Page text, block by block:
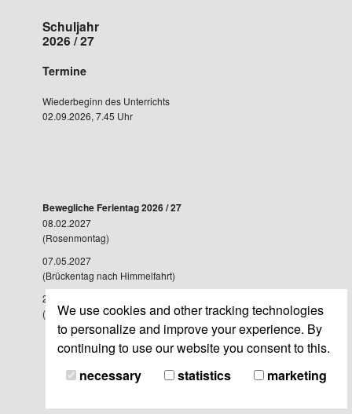
Schuljahr
2026 / 27
Termine
Wiederbeginn des Unterrichts
02.09.2026, 7.45 Uhr
Bewegliche Ferientag 2026 / 27
08.02.2027
(Rosenmontag)
07.05.2027
(Brückentag nach Himmelfahrt)
28.05.2027
(Brückentag nach Fronleichnam)
We use cookies and other tracking technologies
to personalize and improve your experience. By
continuing to use our website you consent to this.
necessary
statistics marketing